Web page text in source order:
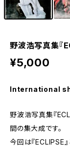
野波浩写真集『
¥5,000
International
野波浩写真集『
間の集大成です。
今回は『ECLIPSE